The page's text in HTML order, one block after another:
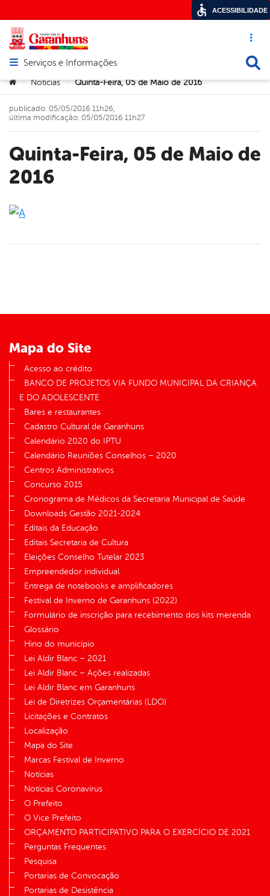
Acesso
Abrir menu principal de navegação
Serviços e Informações
Você está aqui:
> Notícias > Quinta-Feira, 05 de Maio de 2016
Quinta-Feira, 05 de Maio de
2016
publicado: 05/05/2016 11h26,
última modificação: 05/05/2016 11h27
Mapa do Site
Acesso ao crédito
BANCO DE PROJETOS VIA FUNDO MUNICIPAL DA CRIANÇA
E DO ADOLESCENTE
Bares e restaurantes
Cadastro Cultural de Garanhuns
Calendário 2020 do IPTU
Calendário Reuniões Conselhos – 2020
Centros Administrativos
Concurso 2015
Cronograma de Médicos da Secretaria Municipal de Saúde
Downloads Gestão 2021-2024
Editais da Educação
Editais Secretaria de Cultura
Eleições Conselho Tutelar 2023
Empreendedor individual
Entrega de notebooks e amplificadores
Festival de Inverno de Garanhuns (2022)
Formulário de inscrição para recebimento dos kits merenda
Glossário
Hino do município
Lei Aldir Blanc – 2021
Lei Aldir Blanc – Ações realizadas
Lei Aldir Blanc em Garanhuns
Lei de Diretrizes Orçamentárias (LDO)
Licitações e Contratos
Localização
Mapa do Site
Marcas Festival de Inverno
Notícias
Notícias Coronavírus
O Prefeito
O Vice Prefeito
ORÇAMENTO PARTICIPATIVO PARA O EXERCÍCIO DE 2021
Perguntas Frequentes
Pesquisa
Portarias de Convocação
Portarias de Desistência
ACESSIBILIDADE